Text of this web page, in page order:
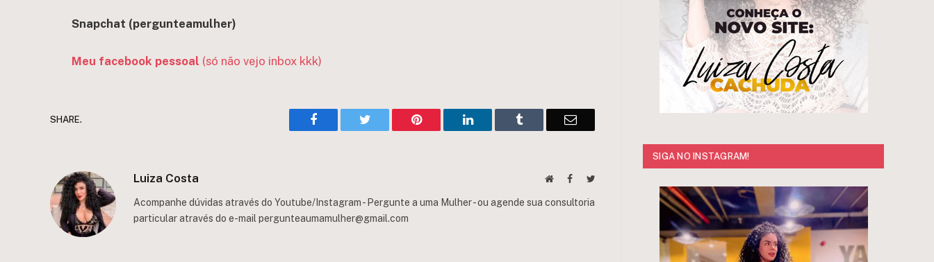
Snapchat (pergunteamulher)
Meu facebook pessoal (só não vejo inbox kkk)
SHARE. Facebook Twitter Pinterest LinkedIn Tumblr Email
Luiza Costa WebsiteFacebookTwitter
Acompanhe dúvidas através do Youtube/Instagram - Pergunte a uma Mulher - ou agende sua consultoria
particular através do e-mail pergunteaumamulher@gmail.com
SIGA NO INSTAGRAM!